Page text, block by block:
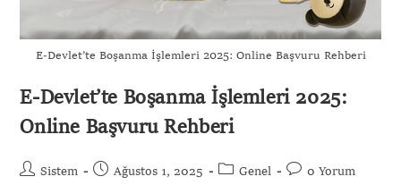
E-Devlet’te Boşanma İşlemleri 2025: Online Başvuru Rehberi
E-Devlet’te Boşanma İşlemleri 2025:
Online Başvuru Rehberi
Sistem Ağustos 1, 2025 Genel 0 Yorum